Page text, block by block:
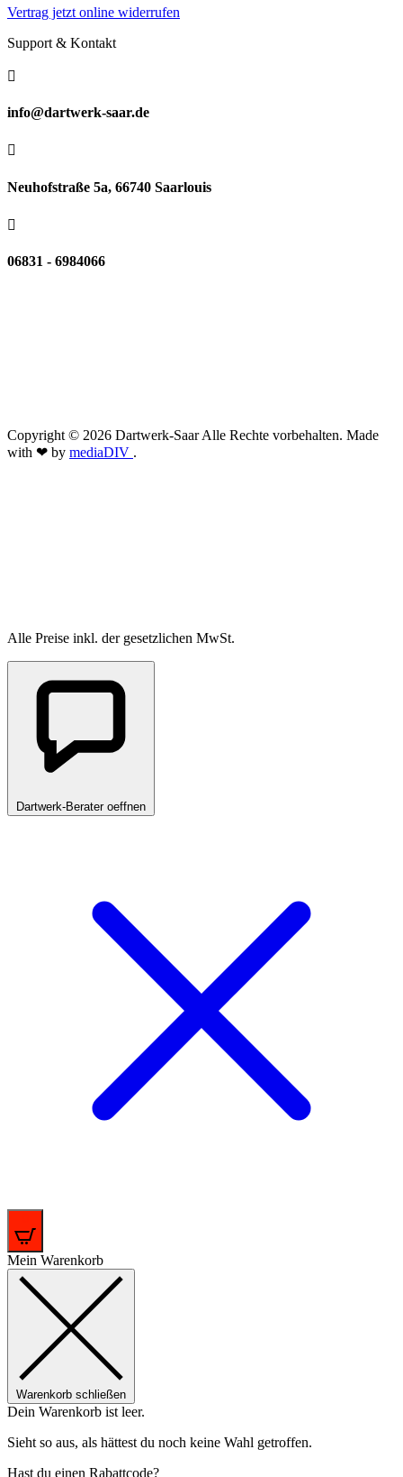
Vertrag jetzt online widerrufen
Support & Kontakt

info@dartwerk-saar.de

Neuhofstraße 5a, 66740 Saarlouis

06831 - 6984066
Copyright © 2026 Dartwerk-Saar Alle Rechte vorbehalten. Made
with ❤ by mediaDIV .
Alle Preise inkl. der gesetzlichen MwSt.
Dartwerk-Berater oeffnen
Mein Warenkorb
Warenkorb schließen
Dein Warenkorb ist leer.
Sieht so aus, als hättest du noch keine Wahl getroffen.
Hast du einen Rabattcode?